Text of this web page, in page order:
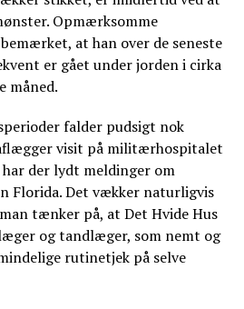
Opmærksomme
at han over de seneste
er gået under jorden i cirka
måned.
falder pudsigt nok
visit på militærhospitalet
har der lydt meldinger om
Florida. Det vækker naturligvis
tænker på, at Det Hvide Hus
og tandlæger, som nemt og
rutinetjek på selve